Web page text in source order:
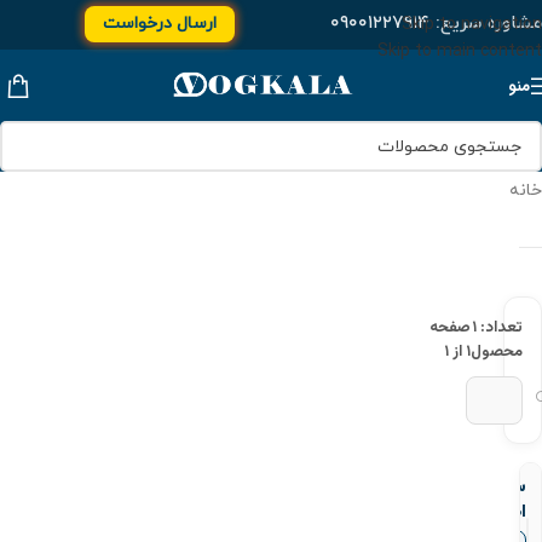
Skip to navigation
Skip to main content
مشاوره سریع:۰۹۰۰۱۲۲۷۹۱۴ ارسال درخواست
منو
خانه
تعداد: ۱
محصول
صفحه
۱ از ۱
سوپاپ-
اطمینان-